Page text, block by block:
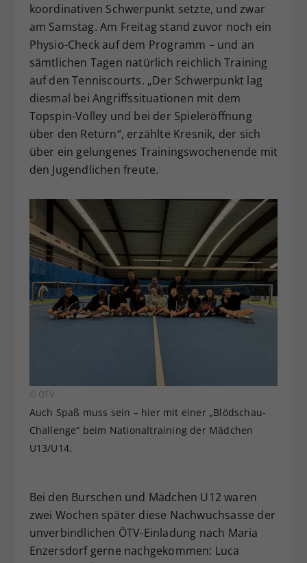
koordinativen Schwerpunkt setzte, und zwar
am Samstag. Am Freitag stand zuvor noch ein
Physio-Check auf dem Programm – und an
sämtlichen Tagen natürlich reichlich Training
auf den Tenniscourts. „Der Schwerpunkt lag
diesmal bei Angriffssituationen mit dem
Topspin-Volley und bei der Spieleröffnung
über den Return“, erzählte Kresnik, der sich
über ein gelungenes Trainingswochenende mit
den Jugendlichen freute.
© ÖTV
Auch Spaß muss sein – hier mit einer „Blödschau-
Challenge“ beim Nationaltraining der Mädchen
U13/U14.
Bei den Burschen und Mädchen U12 waren
zwei Wochen später diese Nachwuchsasse der
unverbindlichen ÖTV-Einladung nach Maria
Enzersdorf gerne nachgekommen: Luca